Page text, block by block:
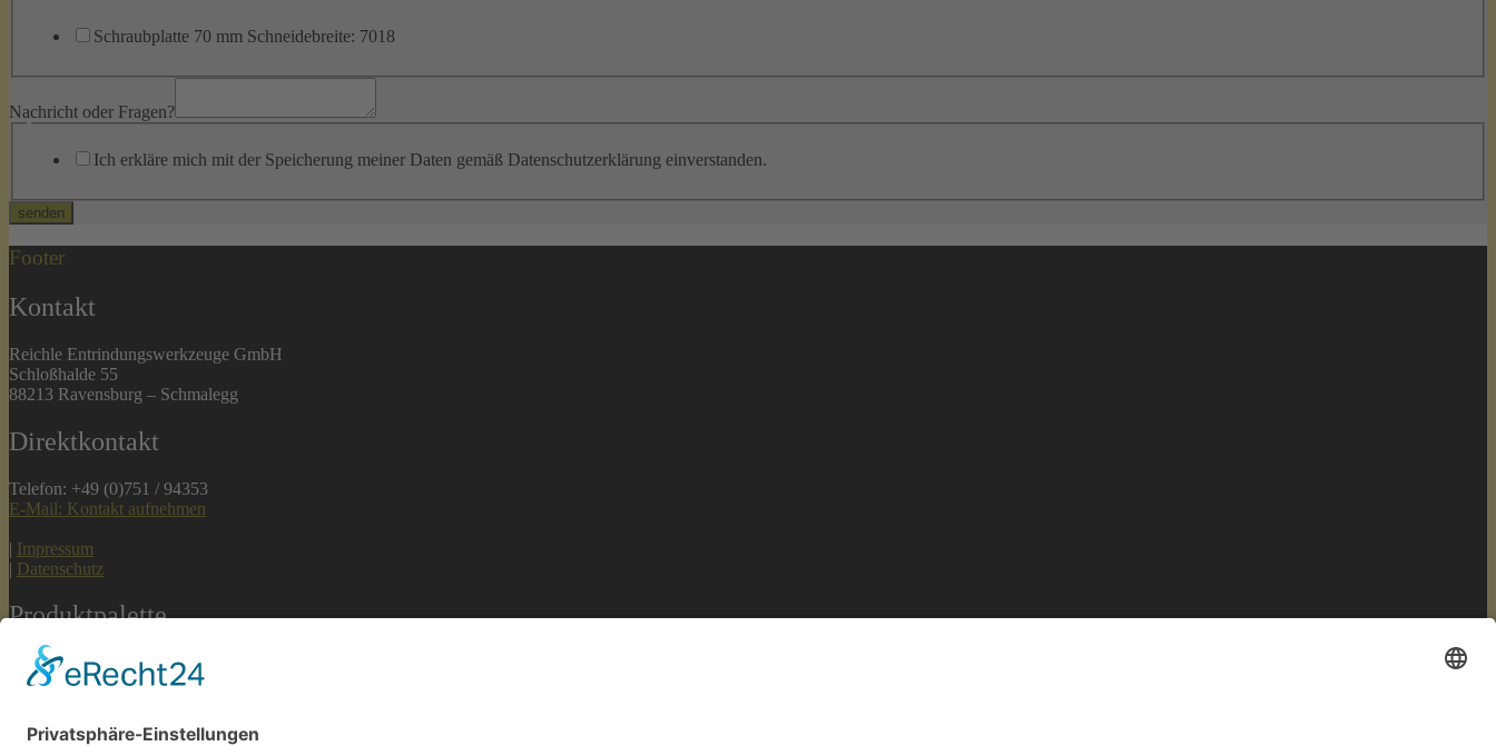
Schraubplatte 70 mm Schneidebreite: 7018
Nachricht oder Fragen?
Ich erkläre mich mit der Speicherung meiner Daten gemäß Datenschutzerklärung einverstanden.
senden
Footer
Kontakt
Reichle Entrindungswerkzeuge GmbH
Schloßhalde 55
88213 Ravensburg – Schmalegg
Direktkontakt
Telefon: +49 (0)751 / 94353
E-Mail: Kontakt aufnehmen
| Impressum
| Datenschutz
Produktpalette
Sonderfertigungen
Wechselschneideplatten